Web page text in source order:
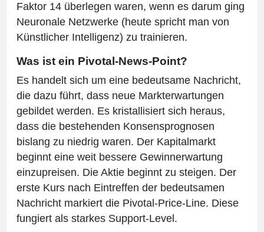
Faktor 14 überlegen waren, wenn es darum ging
Neuronale Netzwerke (heute spricht man von
Künstlicher Intelligenz) zu trainieren.
Was ist ein Pivotal-News-Point?
Es handelt sich um eine bedeutsame Nachricht,
die dazu führt, dass neue Markterwartungen
gebildet werden. Es kristallisiert sich heraus,
dass die bestehenden Konsensprognosen
bislang zu niedrig waren. Der Kapitalmarkt
beginnt eine weit bessere Gewinnerwartung
einzupreisen. Die Aktie beginnt zu steigen. Der
erste Kurs nach Eintreffen der bedeutsamen
Nachricht markiert die Pivotal-Price-Line. Diese
fungiert als starkes Support-Level.